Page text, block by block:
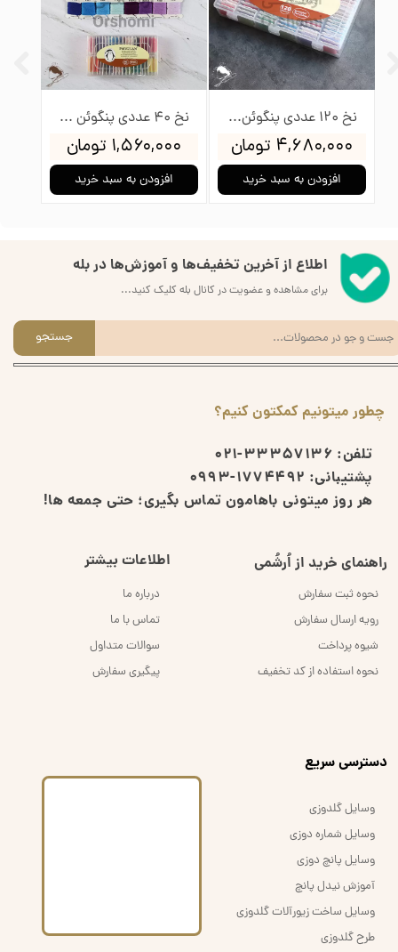
نخ 40 عددی پنگوئن به همراه جعبه و بوبین
۱,۵۶۰,۰۰۰ تومان
افزودن به سبد خرید
نخ 120 عددی پنگوئن به همراه جعبه و بوبین
۴,۶۸۰,۰۰۰ تومان
افزودن به سبد خرید
چطور میتونیم کمکتون کنیم؟
تلفن: 33357136-021
پشتیبانی: 1774492-0993
هر روز میتونی باهامون تماس بگیری؛ حتی جمعه ها!
راهنمای خرید از اُرشُمی
نحوه ثبت سفارش
رویه ارسال سفارش
شیوه پرداخت
نحوه استفاده از کد تخفیف
اطلاعات بیشتر
درباره ما
تماس با ما
سوالات متداول
پیگیری سفارش
اطلاع از آخرین تخفیف‌ها و آموزش‌ها در بله
برای مشاهده و عضویت در کانال بله کلیک کنید...
جستجو
​دسترسی سریع
وسایل گلدوزی
وسایل شماره دوزی
وسایل پانچ دوزی
آموزش نیدل پانچ
وسایل ساخت زیورآلات گلدوزی
طرح گلدوزی